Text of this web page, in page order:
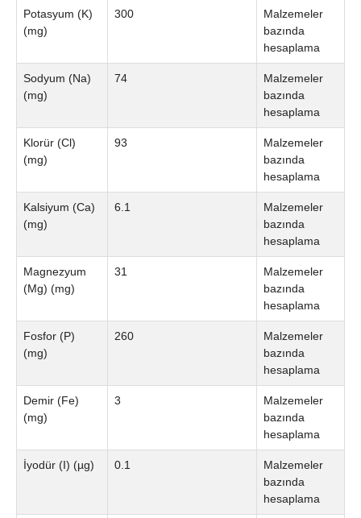
Potasyum (K)
(mg)
300
Malzemeler
bazında
hesaplama
Sodyum (Na)
(mg)
74
Malzemeler
bazında
hesaplama
Klorür (Cl)
(mg)
93
Malzemeler
bazında
hesaplama
Kalsiyum (Ca)
(mg)
6.1
Malzemeler
bazında
hesaplama
Magnezyum
(Mg) (mg)
31
Malzemeler
bazında
hesaplama
Fosfor (P)
(mg)
260
Malzemeler
bazında
hesaplama
Demir (Fe)
(mg)
3
Malzemeler
bazında
hesaplama
İyodür (I) (µg) 0.1
Malzemeler
bazında
hesaplama